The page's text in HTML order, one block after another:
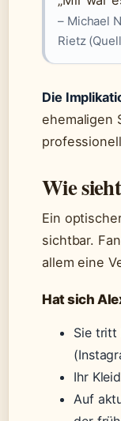
– Michael
Rietz
Die
ehemaligen
Wie
Ein
sichtbar.
allem eine
Hat sich
Sie tritt
Ihr
Auf